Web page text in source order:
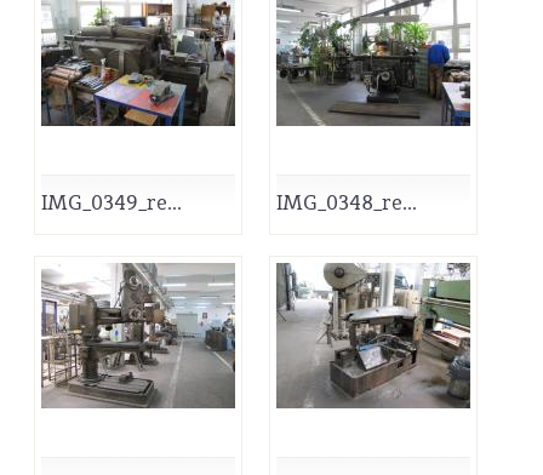
IMG_0349_re... IMG_0348_re...